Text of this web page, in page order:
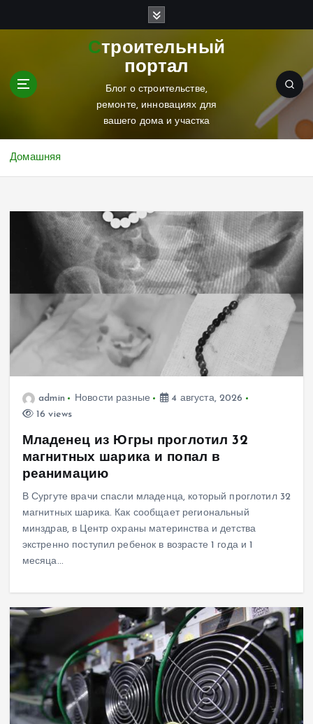
Строительный
портал
Блог о строительстве,
ремонте, инновациях для
вашего дома и участка
Домашняя
admin Новости разные
4 августа, 2026
16 views
Младенец из Югры проглотил 32
магнитных шарика и попал в
реанимацию
В Сургуте врачи спасли младенца, который проглотил 32
магнитных шарика. Как сообщает региональный
минздрав, в Центр охраны материнства и детства
экстренно поступил ребенок в возрасте 1 года и 1
месяца…